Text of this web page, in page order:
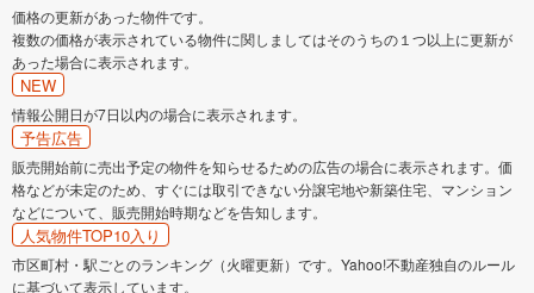
価格の更新があった物件です。
複数の価格が表示されている物件に関しましてはそのうちの１つ以上に更新が
あった場合に表示されます。
NEW
情報公開日が7日以内の場合に表示されます。
予告広告
販売開始前に売出予定の物件を知らせるための広告の場合に表示されます。価
格などが未定のため、すぐには取引できない分譲宅地や新築住宅、マンション
などについて、販売開始時期などを告知します。
人気物件TOP10入り
市区町村・駅ごとのランキング（火曜更新）です。Yahoo!不動産独自のルール
に基づいて表示しています。